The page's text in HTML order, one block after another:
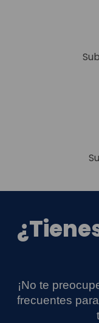
¡No te
frecuentes